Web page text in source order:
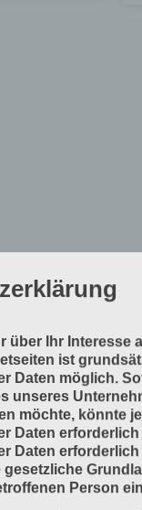
über Ihr Interesse
ist
Daten möglich.
unseres
möchte, könnte
Daten
Daten
Person